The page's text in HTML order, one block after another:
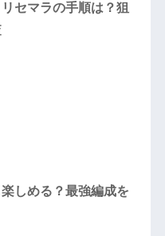
セマラの手順は？狙
しめる？最強編成を